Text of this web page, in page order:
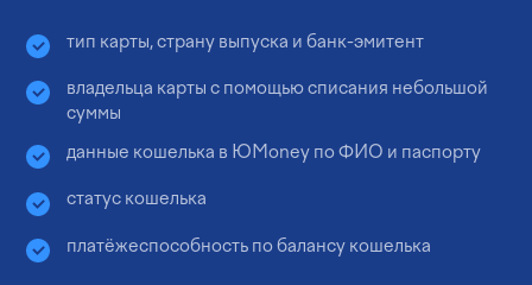
тип карты, страну выпуска и банк-эмитент
владельца карты с помощью списания небольшой
суммы
данные кошелька в ЮMoney по ФИО и паспорту
статус кошелька
платёжеспособность по балансу кошелька